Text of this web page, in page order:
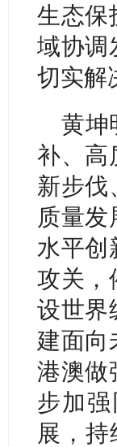
生态保
域协调
切实解
黄坤
补、高
新步伐
质量
水平创
攻关，
设世界
建面向
港澳做
步加
展，持